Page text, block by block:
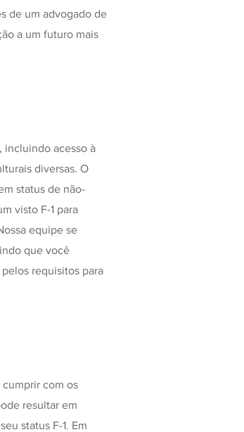
de um advogado de
a um futuro mais
incluindo acesso à
diversas. O
status de não-
visto F-1 para
equipe se
que você
requisitos para
cumprir com os
resultar em
status F-1. Em